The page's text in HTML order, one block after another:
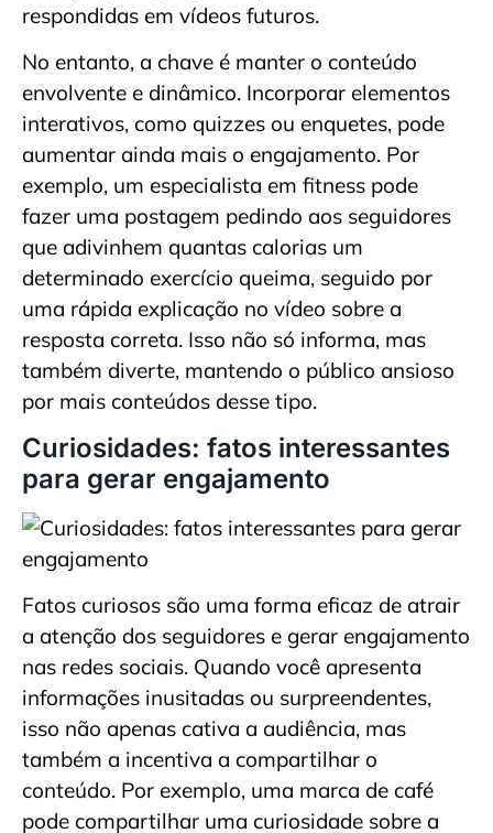
respondidas em vídeos futuros.
No entanto, a chave é manter o conteúdo
envolvente e dinâmico. Incorporar elementos
interativos, como quizzes ou enquetes, pode
aumentar ainda mais o engajamento. Por
exemplo, um especialista em fitness pode
fazer uma postagem pedindo aos seguidores
que adivinhem quantas calorias um
determinado exercício queima, seguido por
uma rápida explicação no vídeo sobre a
resposta correta. Isso não só informa, mas
também diverte, mantendo o público ansioso
por mais conteúdos desse tipo.
Curiosidades: fatos interessantes
para gerar engajamento
Fatos curiosos são uma forma eficaz de atrair
a atenção dos seguidores e gerar engajamento
nas redes sociais. Quando você apresenta
informações inusitadas ou surpreendentes,
isso não apenas cativa a audiência, mas
também a incentiva a compartilhar o
conteúdo. Por exemplo, uma marca de café
pode compartilhar uma curiosidade sobre a